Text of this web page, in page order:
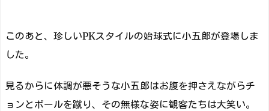
このあと、珍しいPKスタイルの始球式に小五郎が登場しま
した。
見るからに体調が悪そうな小五郎はお腹を押さえながらチ
ョンとボールを蹴り、その無様な姿に観客たちは大笑い。